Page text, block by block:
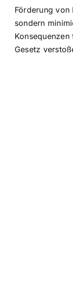
Förderung von
sondern
Gesetz